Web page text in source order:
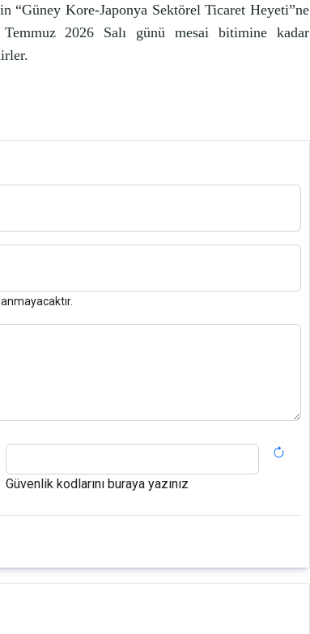
“Güney Kore-Japonya Sektörel Ticaret Heyeti”ne
2026 Salı günü mesai bitimine kadar
Güvenlik kodlarını buraya yazınız